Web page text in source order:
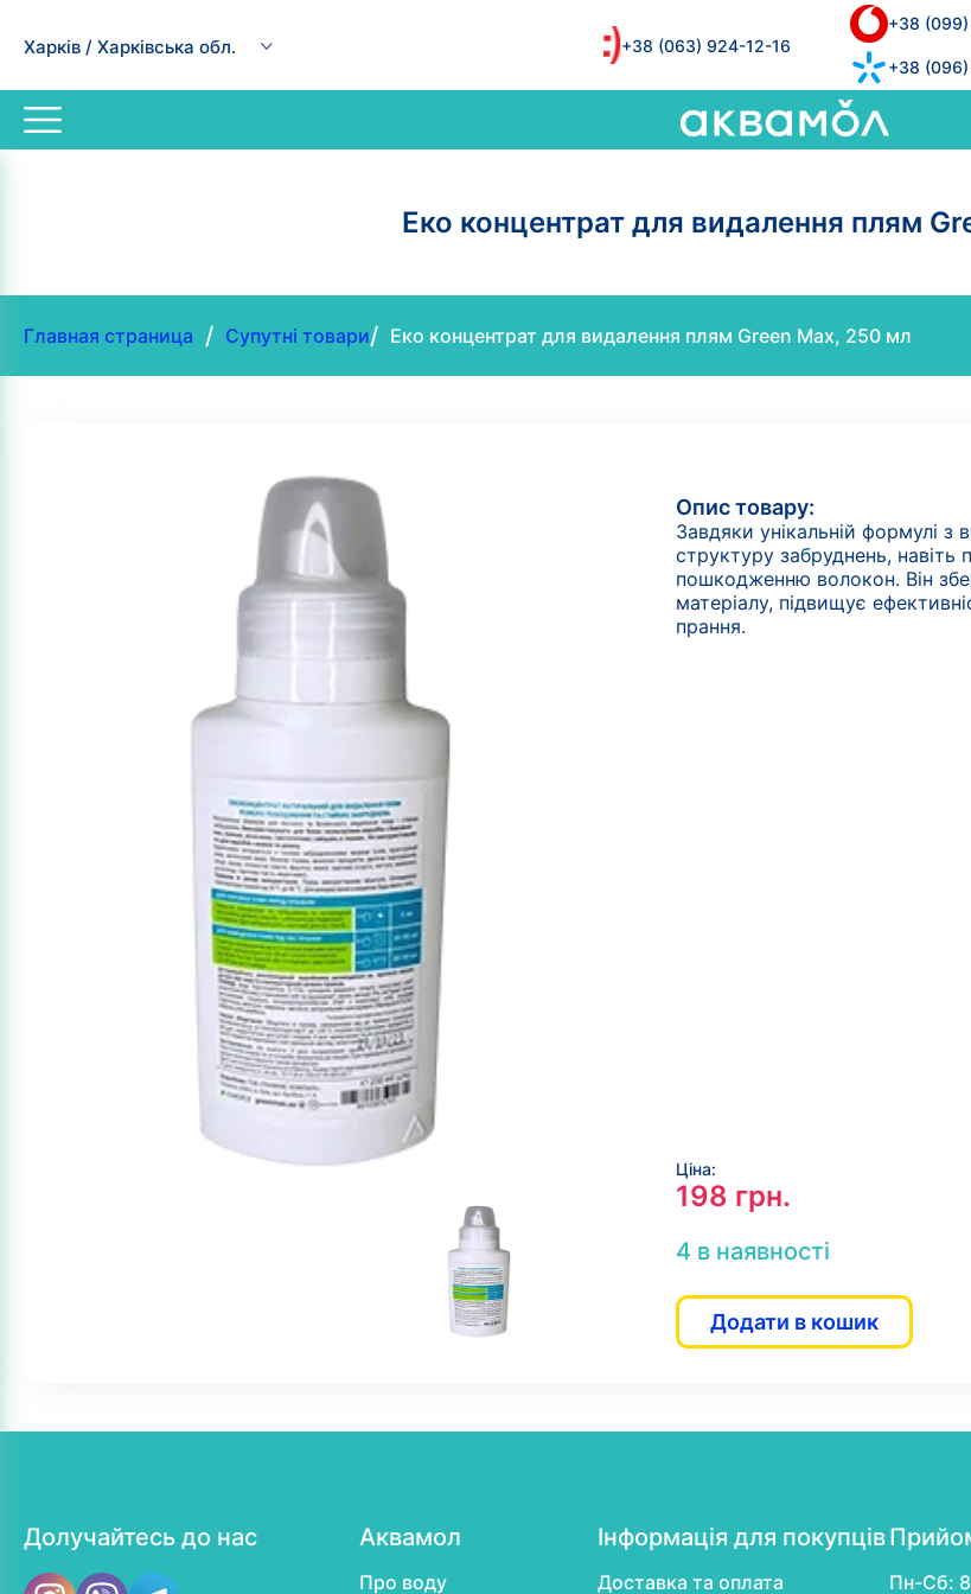
Харків / Харківська обл. +38 (063) 924-12-16
+38
+38
Еко концентрат для видалення плям
Главная страница / Супутні товари/ Еко концентрат для видалення плям Green Max, 250 мл
Опис товару:
Завдяки унікальній формулі
структуру забруднень, навіть
пошкодженню волокон. Він
матеріалу, підвищує
прання.
Ціна:
198 грн.
4 в наявності
Додати в кошик
Долучайтесь до нас Аквамол
Про воду
Інформація для покупців
Доставка та оплата Пн-Сб: